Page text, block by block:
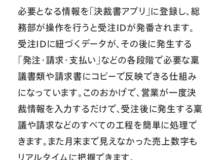
必要となる情報を「決裁書アプリ」に登録し、総
務部が操作を行うと受注IDが発番されます。
受注IDに紐づくデータが、その後に発生する
「発注・請求・支払い」などの各段階で必要な稟
議書類や請求書にコピーで反映できる仕組み
になっています。このおかげで、営業が一度決
裁情報を入力するだけで、受注後に発生する稟
議や請求などのすべての工程を簡単に処理で
きます。また月末まで見えなかった売上数字も
リアルタイムに把握できます。